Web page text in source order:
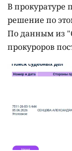
В прокуратуре
решение по
По данным из
прокуроров